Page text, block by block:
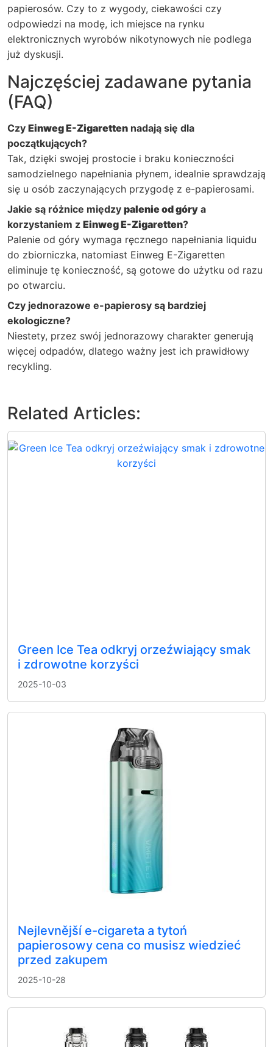
papierosów. Czy to z wygody, ciekawości czy
odpowiedzi na modę, ich miejsce na rynku
elektronicznych wyrobów nikotynowych nie podlega
już dyskusji.
Najczęściej zadawane pytania
(FAQ)
Czy Einweg E-Zigaretten nadają się dla
początkujących?
Tak, dzięki swojej prostocie i braku konieczności
samodzielnego napełniania płynem, idealnie sprawdzają
się u osób zaczynających przygodę z e-papierosami.
Jakie są różnice między palenie od góry a
korzystaniem z Einweg E-Zigaretten?
Palenie od góry wymaga ręcznego napełniania liquidu
do zbiorniczka, natomiast Einweg E-Zigaretten
eliminuje tę konieczność, są gotowe do użytku od razu
po otwarciu.
Czy jednorazowe e-papierosy są bardziej
ekologiczne?
Niestety, przez swój jednorazowy charakter generują
więcej odpadów, dlatego ważny jest ich prawidłowy
recykling.
Related Articles:
Green Ice Tea odkryj orzeźwiający smak
i zdrowotne korzyści
2025-10-03
Nejlevnější e-cigareta a tytoń
papierosowy cena co musisz wiedzieć
przed zakupem
2025-10-28